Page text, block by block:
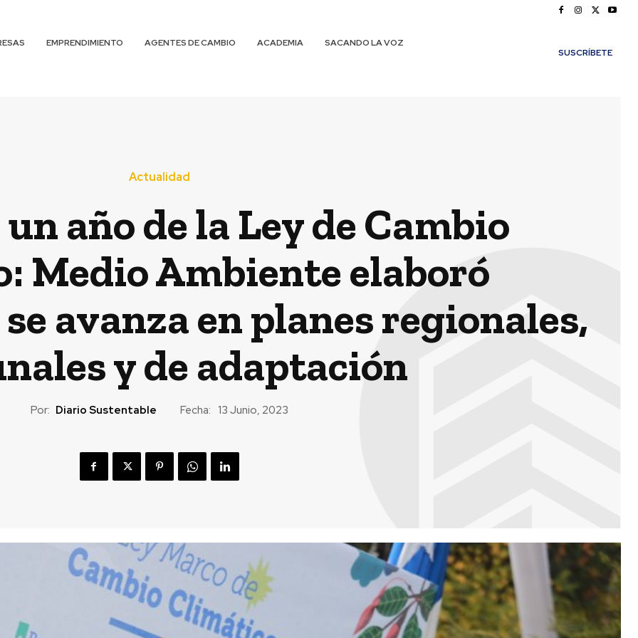
EMPRENDIMIENTO AGENTES DE CAMBIO ACADEMIA
SACANDO LA VOZ
SUSCRÍBETE
Actualidad
año de la Ley de Cambio
Medio Ambiente elaboró
avanza en planes regionales,
y de adaptación
Por: Diario Sustentable Fecha: 13 Junio, 2023